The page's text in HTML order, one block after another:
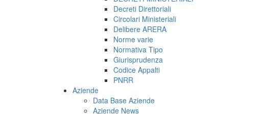
Decreti Direttoriali
Circolari Ministeriali
Delibere ARERA
Norme varie
Normativa Tipo
Giurisprudenza
Codice Appalti
PNRR
Aziende
Data Base Aziende
Aziende News